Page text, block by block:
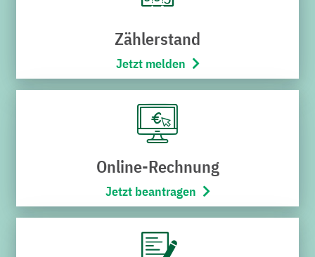
Arbeiten bei uns
Karrieremöglichkeiten in einem zukunftsorientierten
Umfeld. Werde Teil unseres Teams und gestalte die
Energiezukunft unserer Region mit.
Zu den Jobangeboten
Zählerstand
Jetzt melden
Online-Rechnung
Jetzt beantragen